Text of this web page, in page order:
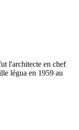
l'architecte en chef
légua en 1959 au